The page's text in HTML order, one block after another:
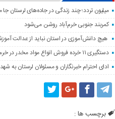
میلیون تردد؛ چند زندگی در جاده‌های لرستان جا
کمربند جنوبی خرم‌‌آباد روشن می‌شود
هیچ دانش‌آموزی در استان نباید از عدالت
دستگیری ۱۱ خرده فروش انواع مواد مخدر در خرم آباد
ادای احترام خبرنگاران و مسئولان لرستان به
برچسب ها :